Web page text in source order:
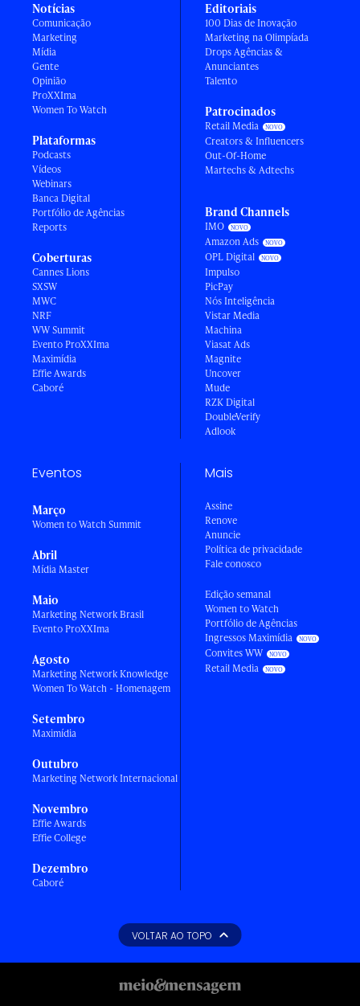
Notícias
Comunicação
Marketing
Mídia
Gente
Opinião
ProXXIma
Women To Watch
Plataformas
Podcasts
Vídeos
Webinars
Banca Digital
Portfólio de Agências
Reports
Coberturas
Cannes Lions
SXSW
MWC
NRF
WW Summit
Evento ProXXIma
Maximídia
Effie Awards
Caboré
Editoriais
100 Dias de Inovação
Marketing na Olimpíada
Drops Agências &
Anunciantes
Talento
Patrocinados
Retail Media
Creators & Influencers
Out-Of-Home
Martechs & Adtechs
Brand Channels
IMO
Amazon Ads
OPL Digital
Impulso
PicPay
Nós Inteligência
Vistar Media
Machina
Viasat Ads
Magnite
Uncover
Mude
RZK Digital
DoubleVerify
Adlook
Eventos
Março
Women to Watch Summit
Abril
Mídia Master
Maio
Marketing Network Brasil
Evento ProXXIma
Agosto
Marketing Network Knowledge
Women To Watch - Homenagem
Setembro
Maximídia
Outubro
Marketing Network Internacional
Novembro
Effie Awards
Effie College
Dezembro
Caboré
Mais
Assine
Renove
Anuncie
Política de privacidade
Fale conosco
Edição semanal
Women to Watch
Portfólio de Agências
Ingressos Maximídia
Convites WW
Retail Media
VOLTAR AO TOPO